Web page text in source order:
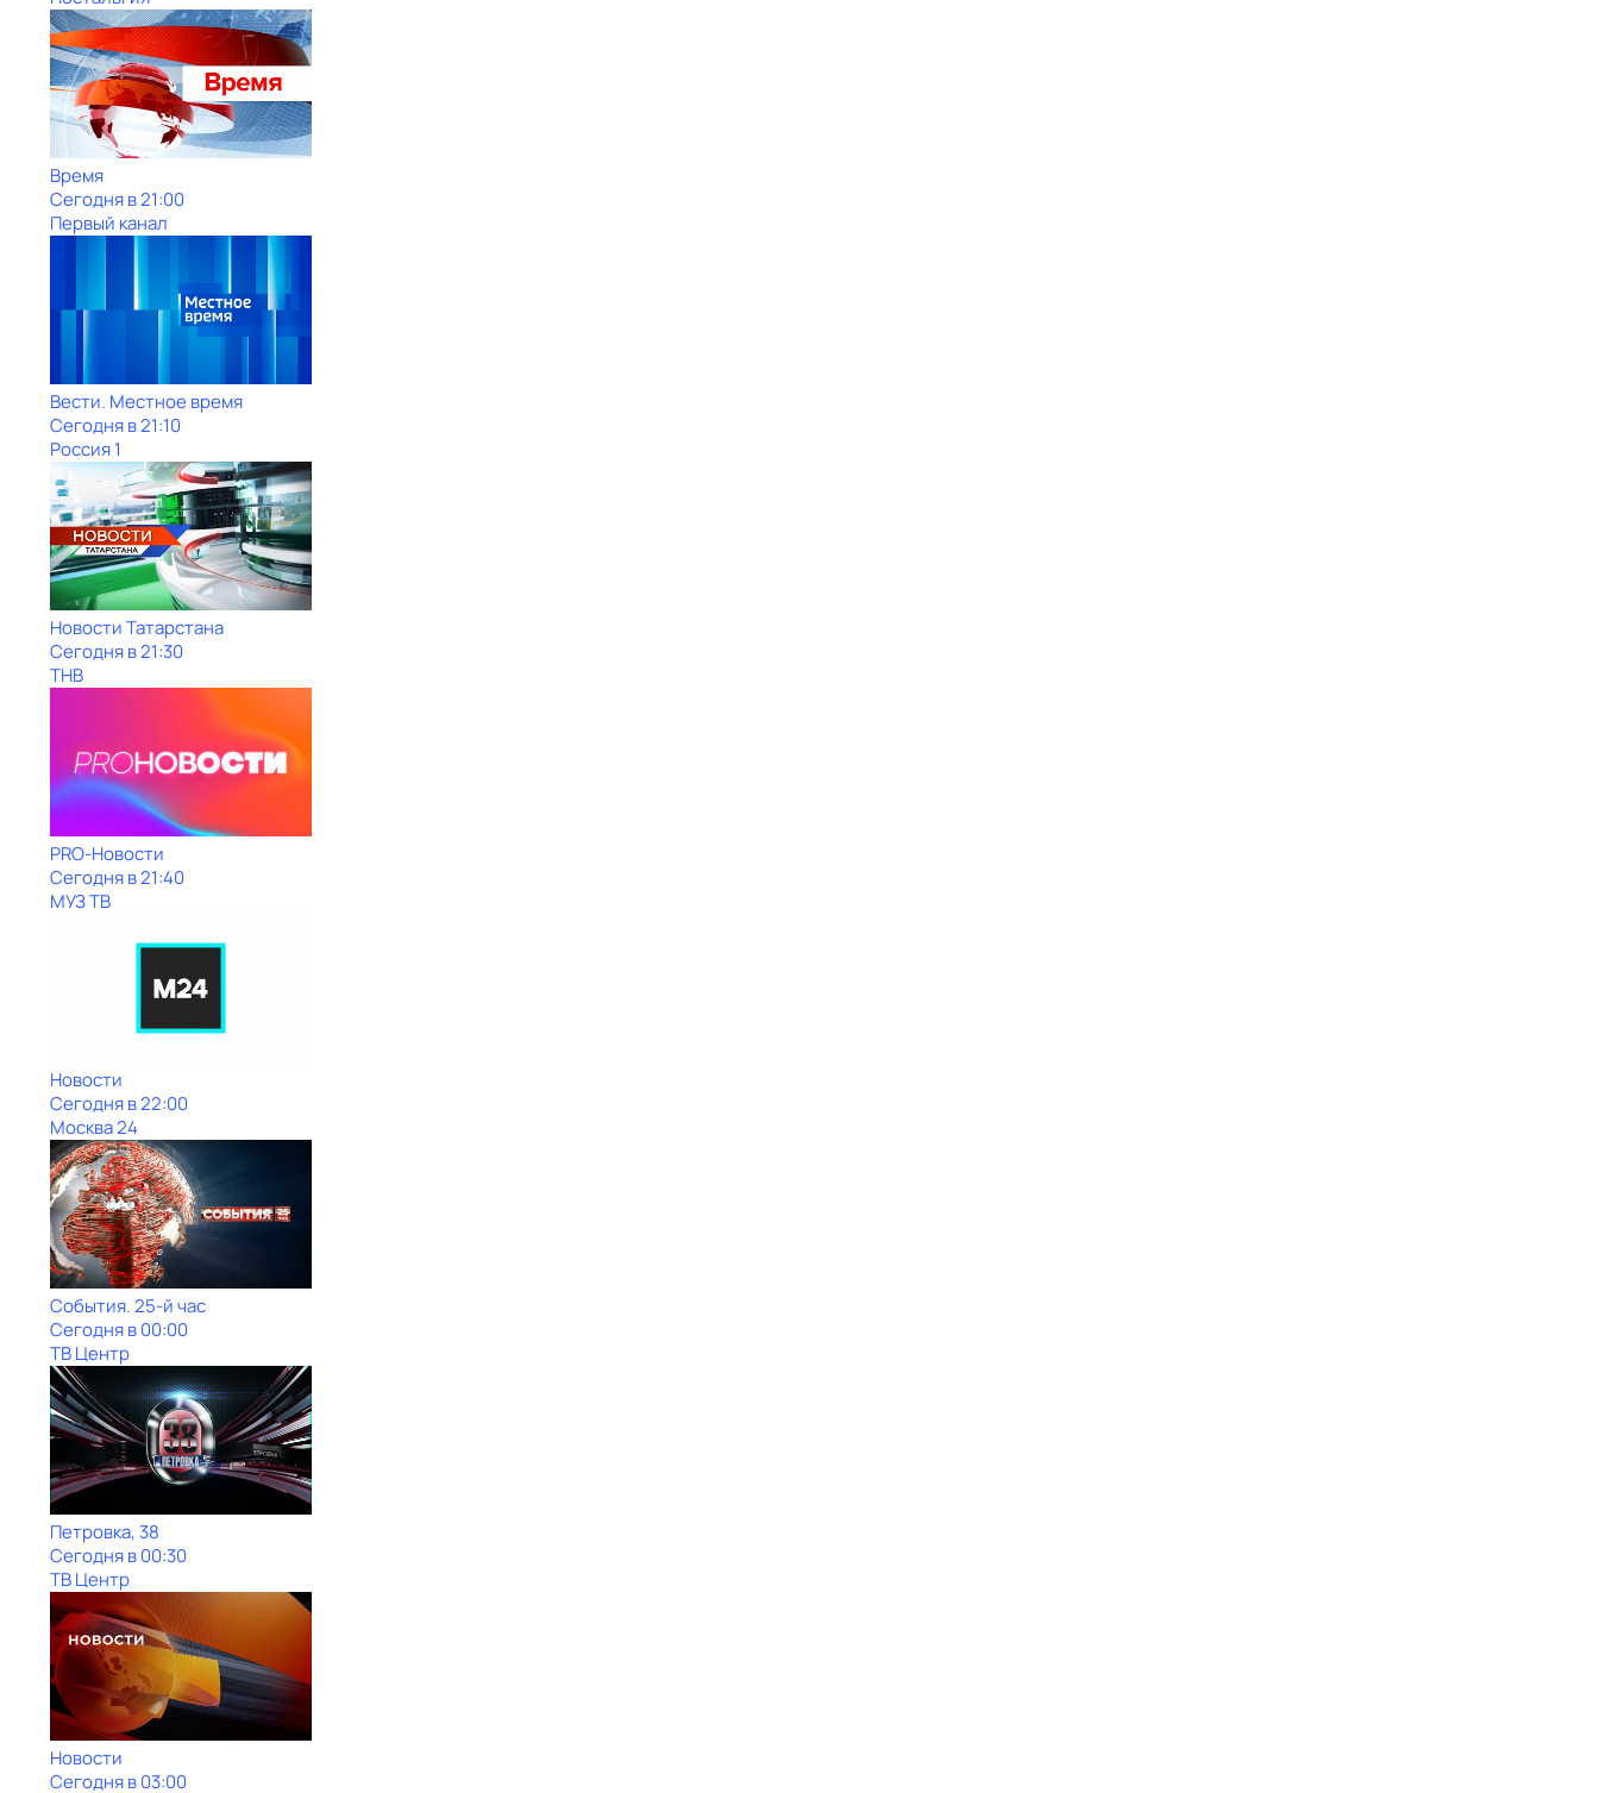
Время
Сегодня в 21:00
Первый канал
Вести. Местное время
Сегодня в 21:10
Россия 1
Новости Татарстана
Сегодня в 21:30
ТНВ
PRO-Новости
Сегодня в 21:40
МУЗ ТВ
Новости
Сегодня в 22:00
Москва 24
События. 25-й час
Сегодня в 00:00
ТВ Центр
Петровка, 38
Сегодня в 00:30
ТВ Центр
Новости
Сегодня в 03:00